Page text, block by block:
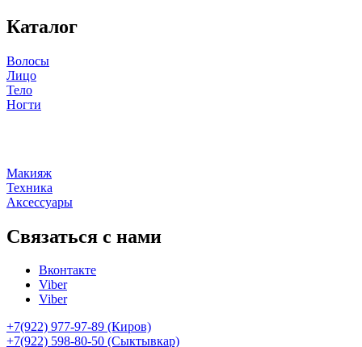
Каталог
Волосы
Лицо
Тело
Ногти
Макияж
Техника
Аксессуары
Связаться с нами
Вконтакте
Viber
Viber
+7(922) 977-97-89 (Киров)
+7(922) 598-80-50 (Сыктывкар)